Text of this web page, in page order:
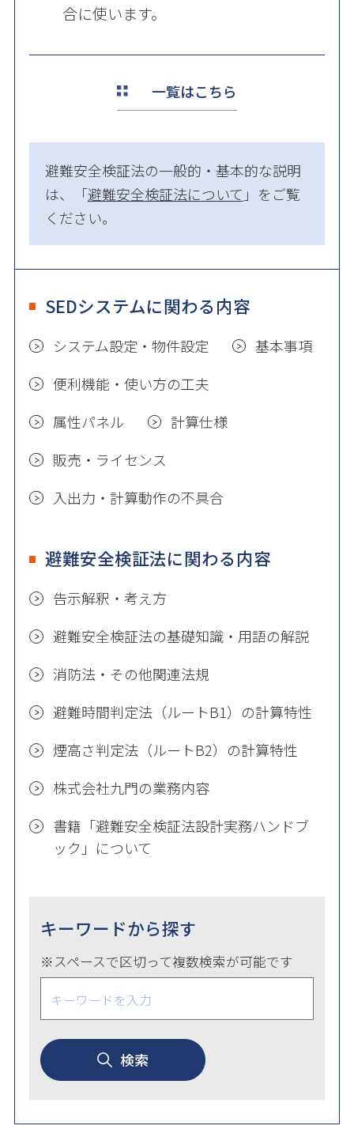
合に使います。
一覧はこちら
避難安全検証法の一般的・基本的な説明
は、「避難安全検証法について 」をご覧
ください。
SEDシステムに関わる内容
システム設定・物件設定
基本事項
便利機能・使い方の工夫
属性パネル
計算仕様
販売・ライセンス
入出力・計算動作の不具合
避難安全検証法に関わる内容
告示解釈・考え方
避難安全検証法の基礎知識・用語の解説
消防法・その他関連法規
避難時間判定法（ルートB1）の計算特性
煙高さ判定法（ルートB2）の計算特性
株式会社九門の業務内容
書籍「避難安全検証法設計実務ハンドブ
ック」について
キーワードから探す
※スペースで区切って複数検索が可能です
検索